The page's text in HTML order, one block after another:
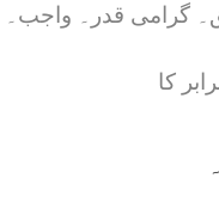
گرامی قدر۔ واجب۔
کا